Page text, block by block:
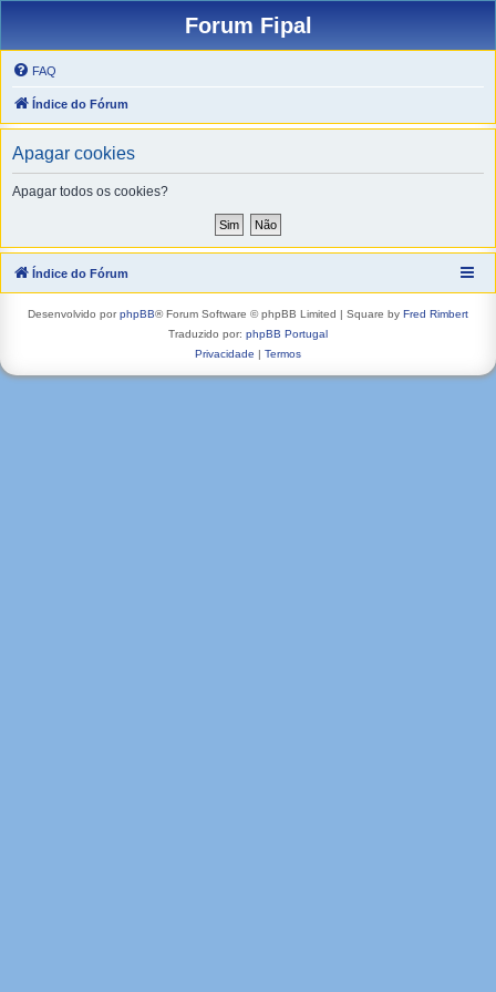
Forum Fipal
FAQ
Índice do Fórum
Apagar cookies
Apagar todos os cookies?
Índice do Fórum
Desenvolvido porphpBB® Forum Software © phpBB Limited | Square by Fred Rimbert
Traduzido por: phpBB Portugal
Privacidade | Termos